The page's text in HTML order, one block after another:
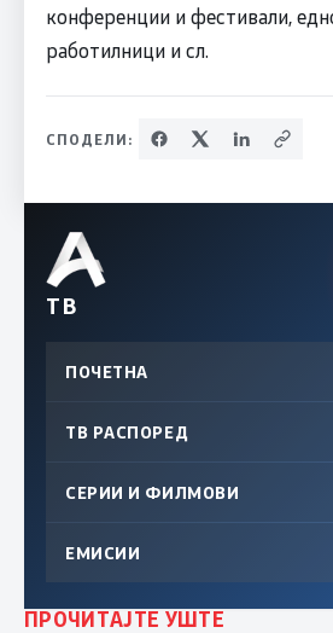
конференции и фестивали,
работилници и сл.
СПОДЕЛИ:
ТВ
ПОЧЕТНА
ТВ РАСПОРЕД
СЕРИИ И ФИЛМОВИ
ЕМИСИИ
ПРОЧИТАЈТЕ УШТЕ